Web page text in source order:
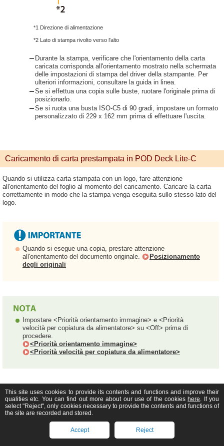
*1 Direzione di alimentazione
*2 Lato di stampa rivolto verso l'alto
Durante la stampa, verificare che l'orientamento della carta
caricata corrisponda all'orientamento mostrato nella schermata
delle impostazioni di stampa del driver della stampante. Per
ulteriori informazioni, consultare la guida in linea.
Se si effettua una copia sulle buste, ruotare l'originale prima di
posizionarlo.
Se si ruota una busta ISO-C5 di 90 gradi, impostare un formato
personalizzato di 229 x 162 mm prima di effettuare l'uscita.
Caricamento di carta prestampata in POD Deck Lite-C
Quando si utilizza carta stampata con un logo, fare attenzione
all'orientamento del foglio al momento del caricamento. Caricare la carta
correttamente in modo che la stampa venga eseguita sullo stesso lato del
logo.
Quando si esegue una copia, prestare attenzione
all'orientamento del documento originale.
Posizionamento
degli originali
Impostare <Priorità orientamento immagine> e <Priorità
velocità per copiatura da alimentatore> su <Off> prima di
procedere.
<Priorità orientamento immagine>
<Priorità velocità per copiatura da alimentatore>
Caricamento di carta con logo con orientamento verticale
This site uses cookies to provide its contents and functions and improve their
qualities etc. You can find out more about our use of the cookies here. If you
select "Reject", only cookies necessary to provide the contents and functions of
the site are recorded and stored.
Accept Reject